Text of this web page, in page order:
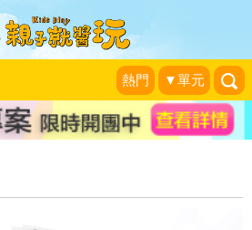
熱門 ▼單元
房門，猶如翻閱一頁頁
蓮翰品酒店
17